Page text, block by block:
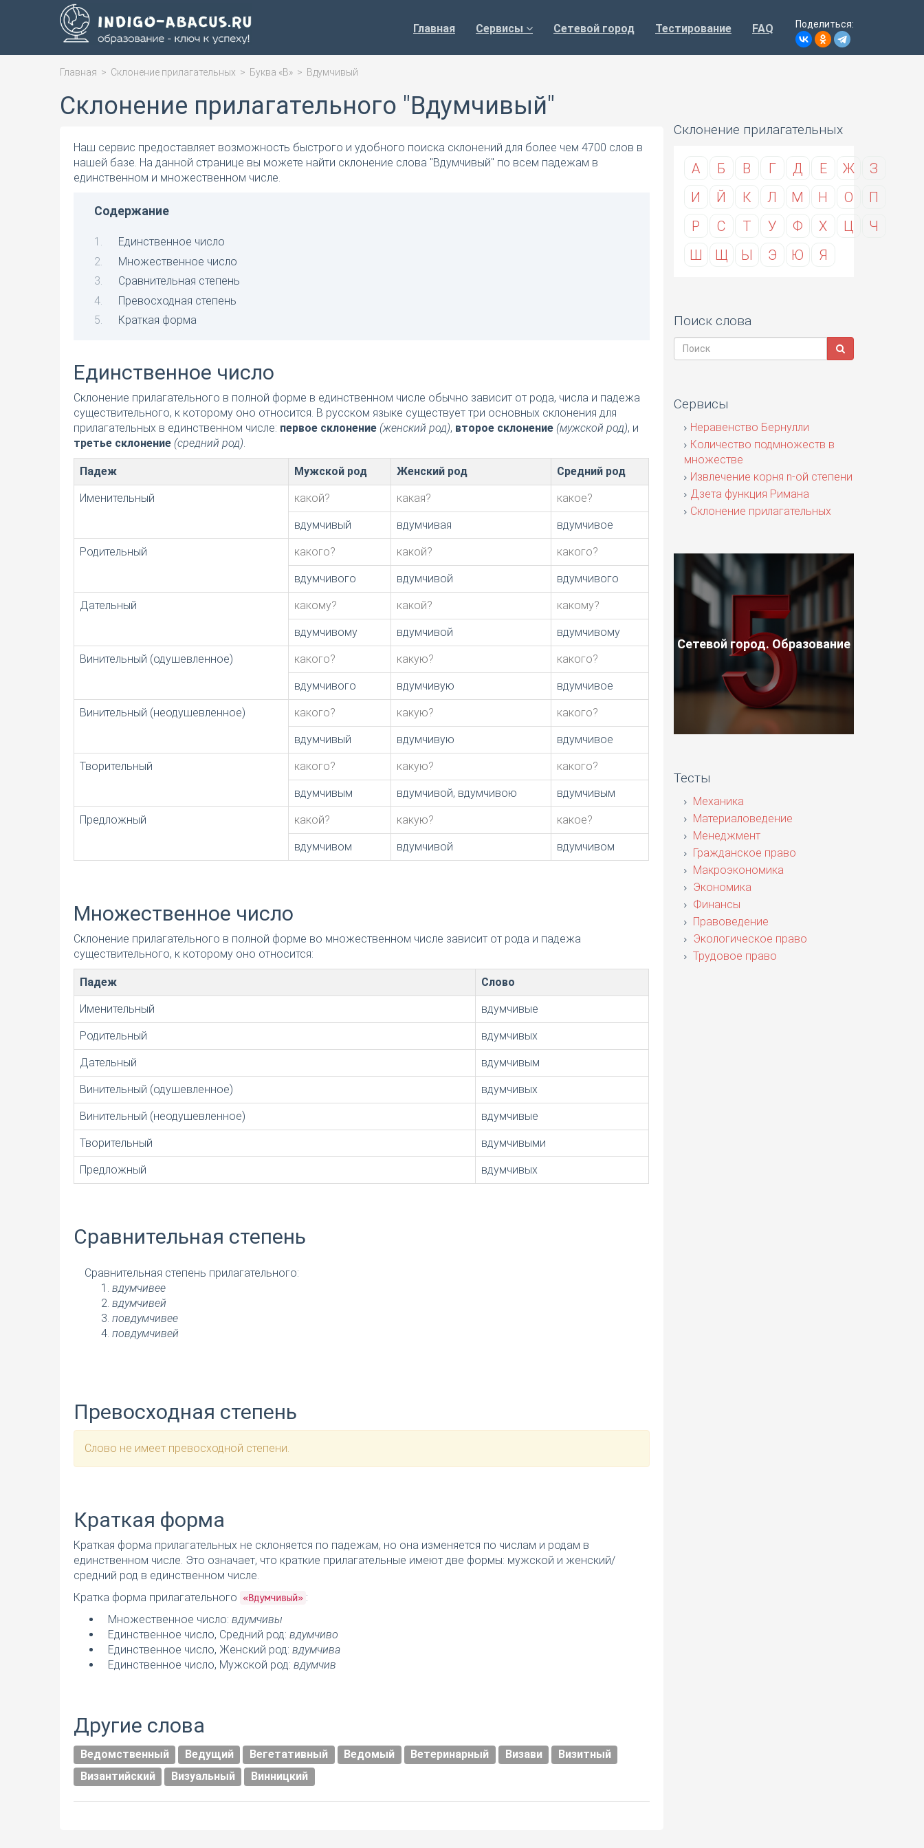
Главная Сервисы Сетевой город Тестирование FAQ Поделиться:
Главная > Склонение прилагательных > Буква «В» > Вдумчивый
Склонение прилагательного "Вдумчивый"
Наш сервис предоставляет возможность быстрого и удобного поиска склонений для более чем 4700 слов в
нашей базе. На данной странице вы можете найти склонение слова "Вдумчивый" по всем падежам в
единственном и множественном числе.
Содержание
Единственное число
Множественное число
Сравнительная степень
Превосходная степень
Краткая форма
Единственное число
Склонение прилагательного в полной форме в единственном числе обычно зависит от рода, числа и падежа
существительного, к которому оно относится. В русском языке существует три основных склонения для
прилагательных в единственном числе: первое склонение (женский род), второе склонение (мужской род), и
третье склонение (средний род).
Падеж Мужской род Женский род Средний род
Именительный какой? какая? какое?
вдумчивый вдумчивая вдумчивое
Родительный какого? какой? какого?
вдумчивого вдумчивой вдумчивого
Дательный какому? какой? какому?
вдумчивому вдумчивой вдумчивому
Винительный (одушевленное) какого? какую? какого?
вдумчивого вдумчивую вдумчивое
Винительный (неодушевленное) какого? какую? какого?
вдумчивый вдумчивую вдумчивое
Творительный какого? какую? какого?
вдумчивым вдумчивой, вдумчивою вдумчивым
Предложный какой? какую? какое?
вдумчивом вдумчивой вдумчивом
Множественное число
Склонение прилагательного в полной форме во множественном числе зависит от рода и падежа
существительного, к которому оно относится:
Падеж Слово
Именительный вдумчивые
Родительный вдумчивых
Дательный вдумчивым
Винительный (одушевленное) вдумчивых
Винительный (неодушевленное) вдумчивые
Творительный вдумчивыми
Предложный вдумчивых
Сравнительная степень
Сравнительная степень прилагательного:
вдумчивее
вдумчивей
повдумчивее
повдумчивей
Превосходная степень
Слово не имеет превосходной степени.
Краткая форма
Краткая форма прилагательных не склоняется по падежам, но она изменяется по числам и родам в
единственном числе. Это означает, что краткие прилагательные имеют две формы: мужской и женский/
средний род в единственном числе.
Кратка форма прилагательного
«Вдумчивый» :
Множественное число: вдумчивы
Единственное число, Средний род: вдумчиво
Единственное число, Женский род: вдумчива
Единственное число, Мужской род: вдумчив
Другие слова
Ведомственный Ведущий Вегетативный Ведомый Ветеринарный Визави
Визитный
Византийский
Визуальный Винницкий
Склонение прилагательных
А Б В Г Д Е Ж
З
И
Й К Л М Н О
П
Р
С Т У Ф Х Ц
Ч
Ш
Щ Ы Э Ю Я
Поиск слова
Сервисы
Неравенство Бернулли
Количество подмножеств в
множестве
Извлечение корня n-ой степени
Дзета функция Римана
Склонение прилагательных
Сетевой город. Образование
Тесты
Механика
Материаловедение
Менеджмент
Гражданское право
Макроэкономика
Экономика
Финансы
Правоведение
Экологическое право
Трудовое право